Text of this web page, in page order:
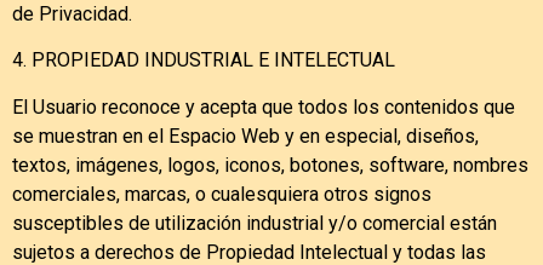
de Privacidad.
4. PROPIEDAD INDUSTRIAL E INTELECTUAL
El Usuario reconoce y acepta que todos los contenidos que
se muestran en el Espacio Web y en especial, diseños,
textos, imágenes, logos, iconos, botones, software, nombres
comerciales, marcas, o cualesquiera otros signos
susceptibles de utilización industrial y/o comercial están
sujetos a derechos de Propiedad Intelectual y todas las